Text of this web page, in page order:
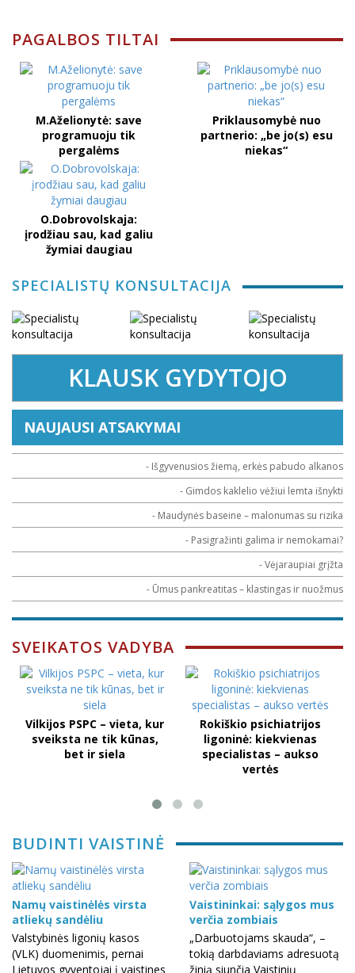
PAGALBOS TILTAI
M.Aželionytė: save
programuoju tik
pergalėms
Priklausomybė nuo
partnerio: „be jo(s) esu
niekas“
O.Dobrovolskaja:
įrodžiau sau, kad galiu
žymiai daugiau
SPECIALISTŲ KONSULTACIJA
KLAUSK GYDYTOJO
NAUJAUSI ATSAKYMAI
- Išgyvenusios žiemą, erkės pabudo alkanos
- Gimdos kaklelio vėžiui lemta išnykti
- Maudynės baseine – malonumas su rizika
- Pasigražinti galima ir nemokamai?
- Vėjaraupiai grįžta
- Ūmus pankreatitas – klastingas ir nuožmus
SVEIKATOS VADYBA
Vilkijos PSPC – vieta, kur
sveiksta ne tik kūnas,
bet ir siela
Rokiškio psichiatrijos
ligoninė: kiekvienas
specialistas – aukso
vertės
BUDINTI VAISTINĖ
Namų vaistinėlės virsta
atliekų sandėliu
Valstybinės ligonių kasos
(VLK) duomenimis, pernai
Lietuvos gyventojai į vaistines
Vaistininkai: sąlygos mus
verčia zombiais
„Darbuotojams skauda“, –
tokią darbdaviams adresuotą
žinią siunčia Vaistinių